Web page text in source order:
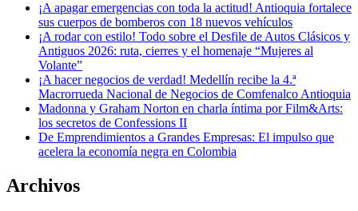
¡A apagar emergencias con toda la actitud! Antioquia fortalece
sus cuerpos de bomberos con 18 nuevos vehículos
¡A rodar con estilo! Todo sobre el Desfile de Autos Clásicos y
Antiguos 2026: ruta, cierres y el homenaje “Mujeres al
Volante”
¡A hacer negocios de verdad! Medellín recibe la 4.ª
Macrorrueda Nacional de Negocios de Comfenalco Antioquia
Madonna y Graham Norton en charla íntima por Film&Arts:
los secretos de Confessions II
De Emprendimientos a Grandes Empresas: El impulso que
acelera la economía negra en Colombia
Archivos